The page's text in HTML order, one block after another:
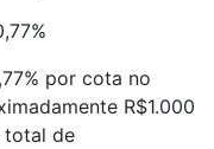
por cota no
R$1.000
total de